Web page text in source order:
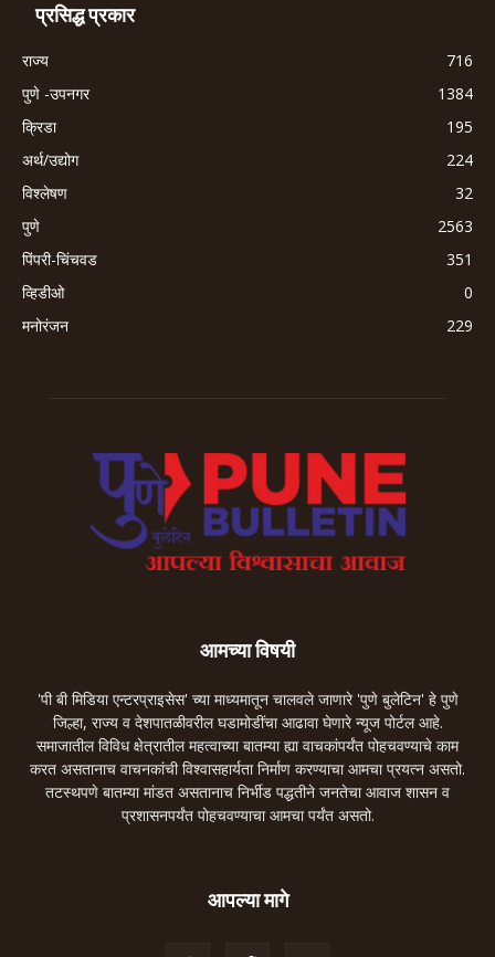
प्रसिद्ध प्रकार
राज्य
716
पुणे -उपनगर
1384
क्रिडा
195
अर्थ/उद्योग
224
विश्लेषण
32
पुणे
2563
पिंपरी-चिंचवड
351
व्हिडीओ
0
मनोरंजन
229
आमच्या विषयी
'पी बी मिडिया एन्टरप्राइसेस' च्या माध्यमातून चालवले जाणारे 'पुणे बुलेटिन' हे पुणे
जिल्हा, राज्य व देशपातळीवरील घडामोडींचा आढावा घेणारे न्यूज पोर्टल आहे.
समाजातील विविध क्षेत्रातील महत्वाच्या बातम्या ह्या वाचकांपर्यंत पोहचवण्याचे काम
करत असतानाच वाचनकांची विश्वासहार्यता निर्माण करण्याचा आमचा प्रयत्न असतो.
तटस्थपणे बातम्या मांडत असतानाच निर्भीड पद्धतीने जनतेचा आवाज शासन व
प्रशासनपर्यंत पोहचवण्याचा आमचा पर्यंत असतो.
आपल्या मागे